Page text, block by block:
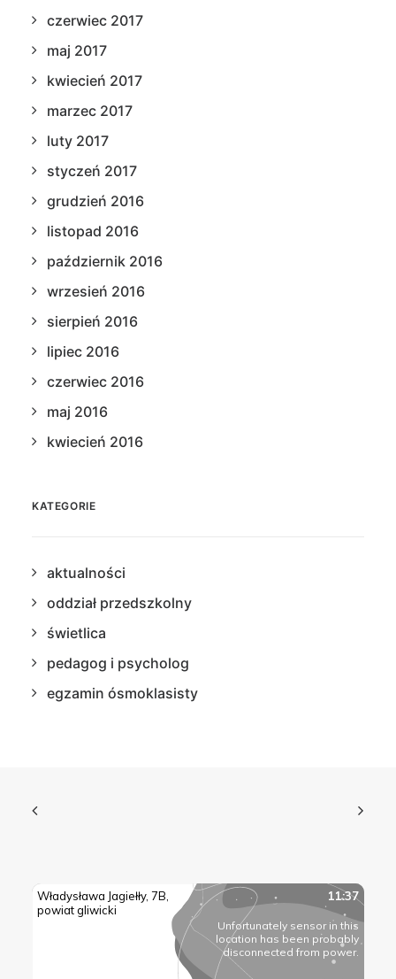
czerwiec 2017
maj 2017
kwiecień 2017
marzec 2017
luty 2017
styczeń 2017
grudzień 2016
listopad 2016
październik 2016
wrzesień 2016
sierpień 2016
lipiec 2016
czerwiec 2016
maj 2016
kwiecień 2016
KATEGORIE
aktualności
oddział przedszkolny
świetlica
pedagog i psycholog
egzamin ósmoklasisty